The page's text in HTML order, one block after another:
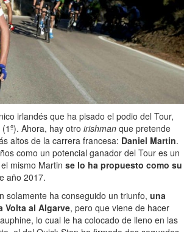
irlandés que ha pisado el podio del Tour,
Ahora, hay otro irishman que pretende
altos de la carrera francesa: Daniel Martin.
como un potencial ganador del Tour es un
mismo Martin se lo ha propuesto como su
año 2017.
solamente ha conseguido un triunfo, una
Volta al Algarve, pero que viene de hacer
lo cual le ha colocado de lleno en las